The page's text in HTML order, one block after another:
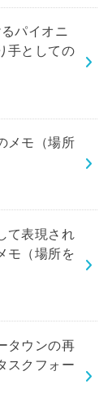
パイオニ
手としての
メモ（場所
て表現され
モ（場所を
タウンの再
スクフォー